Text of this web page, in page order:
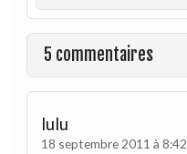
5 commentaires
lulu
18 septembre 2011 à 8:42